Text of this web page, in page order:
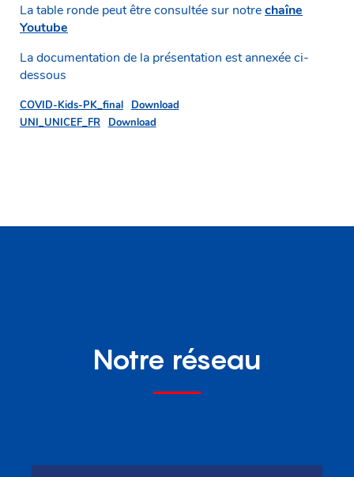
La table ronde peut être consultée sur notrechaîne
Youtube
La documentation de la présentation est annexée ci-
dessous
COVID-Kids-PK_final
Download
UNI_UNICEF_FR
Download
Notre réseau